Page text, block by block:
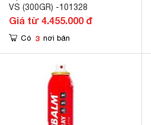
VS (300GR) -101328
Giá từ 4.455.000 đ
Có 3 nơi bán